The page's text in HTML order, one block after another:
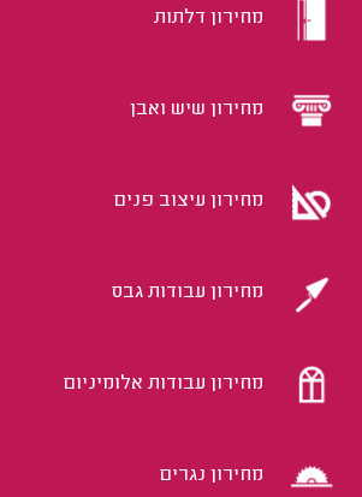
מחירון דלתות
מחירון שיש ואבן
מחירון עיצוב פנים
מחירון עבודות גבס
מחירון עבודות אלומיניום
מחירון נגרים